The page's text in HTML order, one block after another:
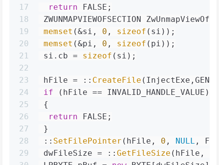
17
18
19
20
21
22
23
24
25
26
27
28
29
return FALSE;
ZWUNMAPVIEWOFSECTION
memset (&si, 0 , sizeof (si));
memset (&pi, 0 , sizeof (pi));
si.cb = sizeof (si);
hFile = :: CreateFile
if (hFile == INVALID_HANDLE_VALUE)
{
return FALSE;
}
:: SetFilePointer (hFile, 0 , NULL ,
dwFileSize = :: GetFileSize (hFile,